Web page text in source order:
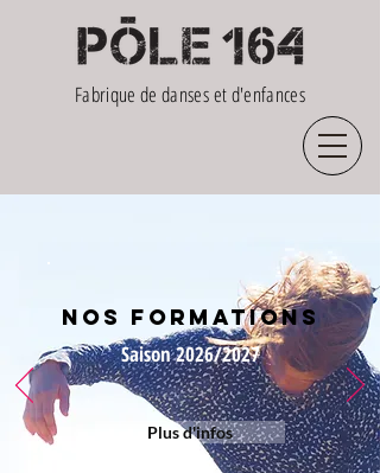
Fabrique de danses et d'enfances
NOS FORMATIONS
Saison 2026/2027
Plus d'infos